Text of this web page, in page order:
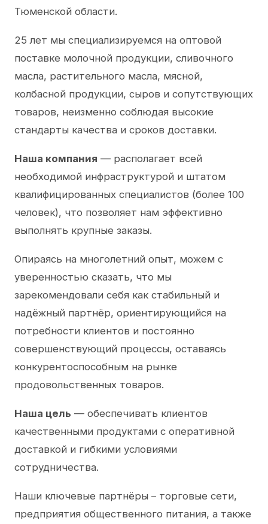
Тюменской области.
25 лет мы специализируемся на оптовой
поставке молочной продукции, сливочного
масла, растительного масла, мясной,
колбасной продукции, сыров и сопутствующих
товаров, неизменно соблюдая высокие
стандарты качества и сроков доставки.
Наша компания — располагает всей
необходимой инфраструктурой и штатом
квалифицированных специалистов (более 100
человек), что позволяет нам эффективно
выполнять крупные заказы.
Опираясь на многолетний опыт, можем с
уверенностью сказать, что мы
зарекомендовали себя как стабильный и
надёжный партнёр, ориентирующийся на
потребности клиентов и постоянно
совершенствующий процессы, оставаясь
конкурентоспособным на рынке
продовольственных товаров.
Наша цель — обеспечивать клиентов
качественными продуктами с оперативной
доставкой и гибкими условиями
сотрудничества.
Наши ключевые партнёры – торговые сети,
предприятия общественного питания, а также